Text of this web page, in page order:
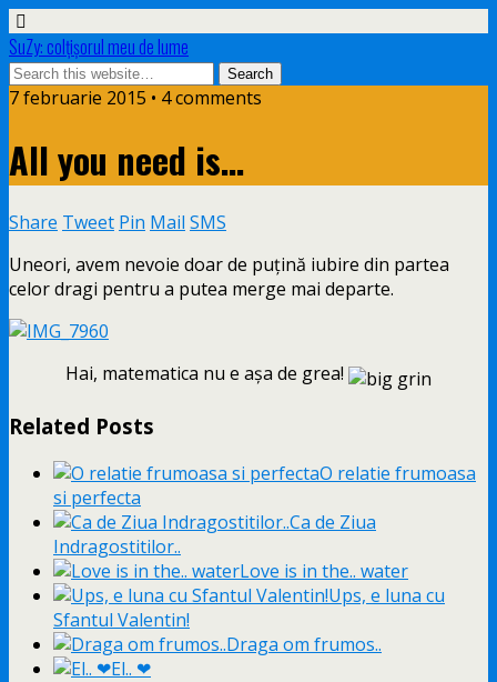
SuZy: colţişorul meu de lume
7 februarie 2015 • 4 comments
All you need is…
Share Tweet Pin Mail SMS
Uneori, avem nevoie doar de puţină iubire din partea
celor dragi pentru a putea merge mai departe.
Hai, matematica nu e aşa de grea!
Related Posts
O relatie frumoasa
si perfecta
Ca de Ziua
Indragostitilor..
Love is in the.. water
Ups, e luna cu
Sfantul Valentin!
Draga om frumos..
El.. ❤